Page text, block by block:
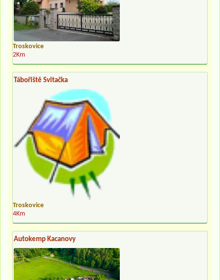
Troskovice
2Km
Tábořiště Svitačka
Troskovice
4Km
Autokemp Kacanovy